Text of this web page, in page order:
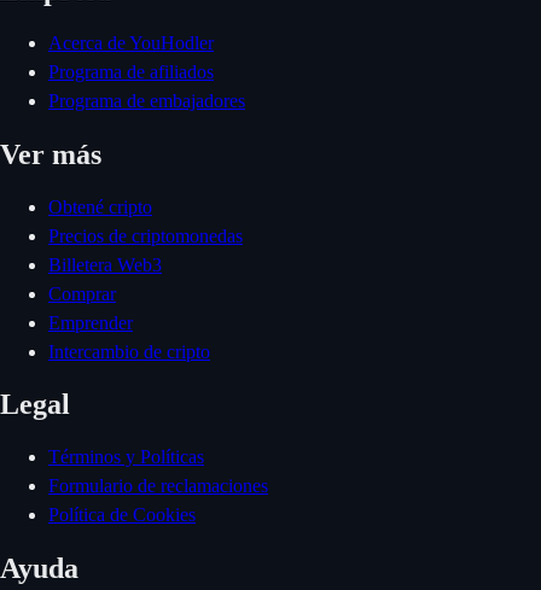
Acerca de YouHodler
Programa de afiliados
Programa de embajadores
Ver más
Obtené cripto
Precios de criptomonedas
Billetera Web3
Comprar
Emprender
Intercambio de cripto
Legal
Términos y Políticas
Formulario de reclamaciones
Política de Cookies
Ayuda